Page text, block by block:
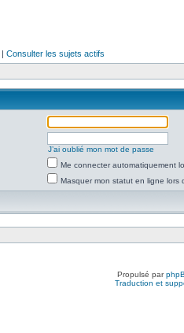
| Consulter les sujets actifs
J’ai oublié mon mot de passe
Me connecter automatiquement
Masquer mon statut en ligne lors
Propulsé par
Traduction et